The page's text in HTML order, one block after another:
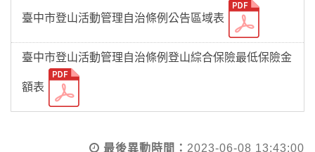
臺中市登山活動管理自治條例公告區域表
臺中市登山活動管理自治條例登山綜合保險最低保險金
額表
最後異動時間： 2023-06-08 13:43:00